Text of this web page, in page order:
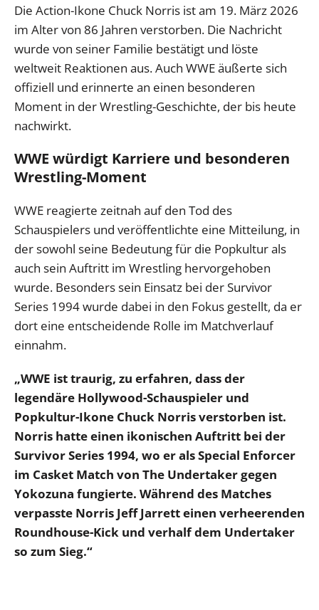
Die Action-Ikone Chuck Norris ist am 19. März 2026
im Alter von 86 Jahren verstorben. Die Nachricht
wurde von seiner Familie bestätigt und löste
weltweit Reaktionen aus. Auch WWE äußerte sich
offiziell und erinnerte an einen besonderen
Moment in der Wrestling-Geschichte, der bis heute
nachwirkt.
WWE würdigt Karriere und besonderen
Wrestling-Moment
WWE reagierte zeitnah auf den Tod des
Schauspielers und veröffentlichte eine Mitteilung, in
der sowohl seine Bedeutung für die Popkultur als
auch sein Auftritt im Wrestling hervorgehoben
wurde. Besonders sein Einsatz bei der Survivor
Series 1994 wurde dabei in den Fokus gestellt, da er
dort eine entscheidende Rolle im Matchverlauf
einnahm.
„WWE ist traurig, zu erfahren, dass der
legendäre Hollywood-Schauspieler und
Popkultur-Ikone Chuck Norris verstorben ist.
Norris hatte einen ikonischen Auftritt bei der
Survivor Series 1994, wo er als Special Enforcer
im Casket Match von The Undertaker gegen
Yokozuna fungierte. Während des Matches
verpasste Norris Jeff Jarrett einen verheerenden
Roundhouse-Kick und verhalf dem Undertaker
so zum Sieg.“